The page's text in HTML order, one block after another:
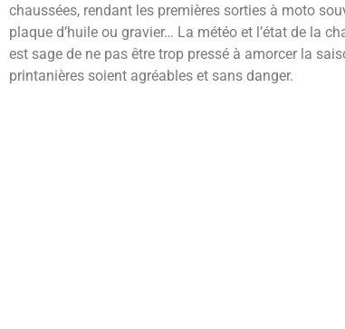
chaussées, rendant les premières sorties à moto
plaque d’huile ou gravier… La météo et l’état de la
est sage de ne pas être trop pressé à amorcer la
printanières soient agréables et sans danger.